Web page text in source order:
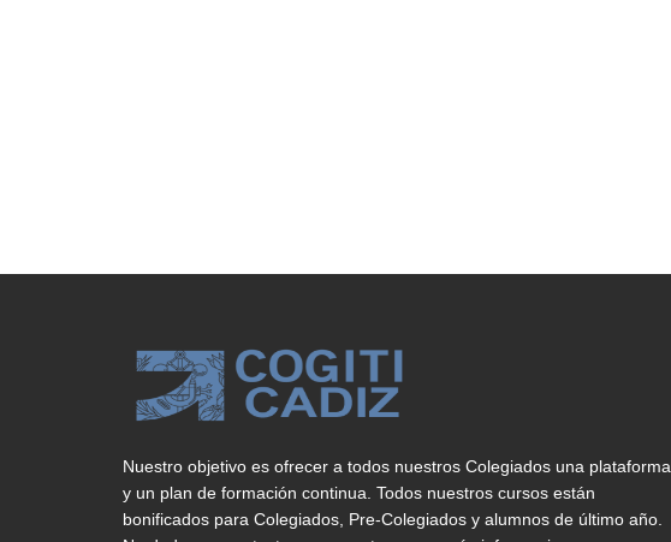
Nuestro objetivo es ofrecer a todos nuestros Colegiados una plataforma
y un plan de formación continua. Todos nuestros cursos están
bonificados para Colegiados, Pre-Colegiados y alumnos de último año.